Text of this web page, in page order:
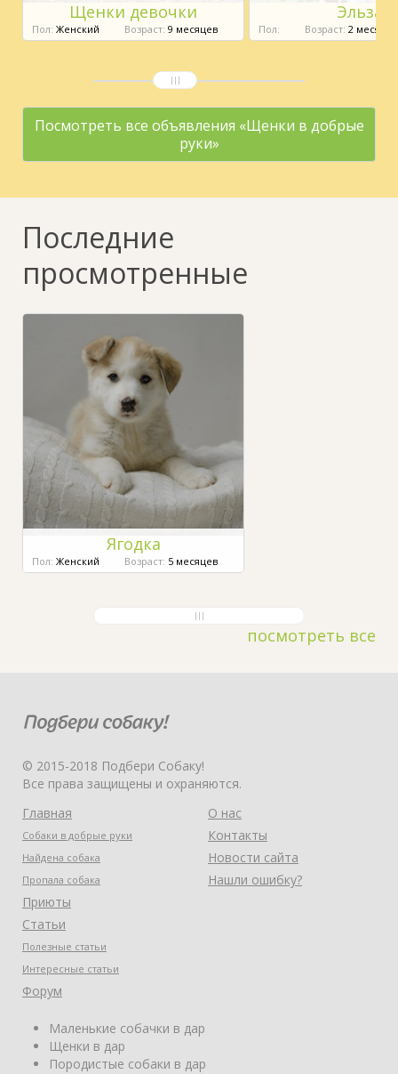
Щенки девочки
Пол: Женский Возраст: 9 месяцев
Эльза
Пол: Возраст: 2 месяца
Посмотреть все объявления «Щенки в добрые
руки»
Последние
просмотренные
Ягодка
Пол: Женский Возраст: 5 месяцев
посмотреть все
© 2015-2018 Подбери Собаку!
Все права защищены и охраняются.
Главная
Собаки в добрые руки
Найдена собака
Пропала собака
Приюты
Статьи
Полезные статьи
Интересные статьи
Форум
О нас
Контакты
Новости сайта
Нашли ошибку?
Маленькие собачки в дар
Щенки в дар
Породистые собаки в дар